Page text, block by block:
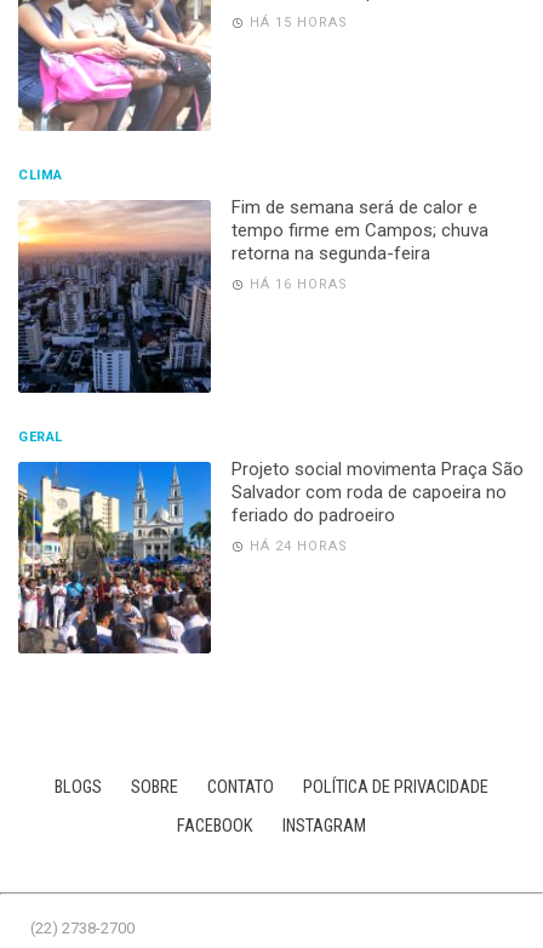
HÁ 15 HORAS
CLIMA
Fim de semana será de calor e
tempo firme em Campos; chuva
retorna na segunda-feira
HÁ 16 HORAS
GERAL
Projeto social movimenta Praça São
Salvador com roda de capoeira no
feriado do padroeiro
HÁ 24 HORAS
BLOGS SOBRE CONTATO
POLÍTICA DE PRIVACIDADE
FACEBOOK
INSTAGRAM
(22) 2738-2700